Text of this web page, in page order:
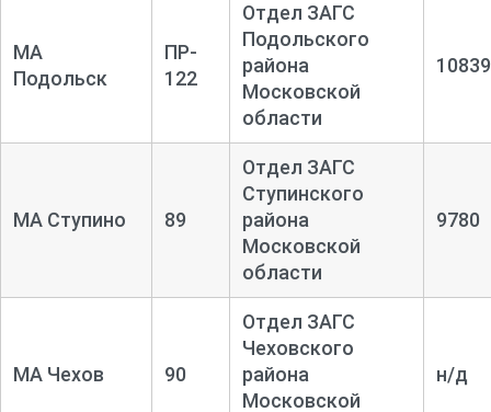
МА
Подольск
ПР-
122
Отдел ЗАГС
Подольского
района
Московской
области
10839
МА Ступино 89
Отдел ЗАГС
Ступинского
района
Московской
области
9780
МА Чехов 90
Отдел ЗАГС
Чеховского
района
Московской
н/д